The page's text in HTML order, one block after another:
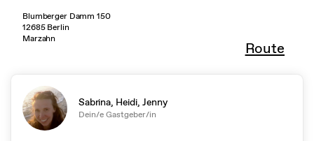
Blumberger Damm 150
12685 Berlin
Marzahn
Route
Sabrina, Heidi, Jenny
Dein/e Gastgeber/in